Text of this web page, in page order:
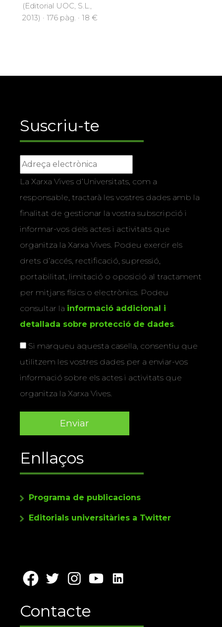
(Editorial UOC, S.L.,
2013) · 176 pàg. · 18 €
Suscriu-te
La Xarxa Vives d’Universitats, com a
responsable, tractarà les vostres dades amb la
finalitat de gestionar la vostra subscripció i
informar-vos dels actes i activitats que
organitza la Xarxa Vives. Podeu exercir els
drets d’accés, rectificació, supressió,
portabilitat, limitació o oposició al tractament
per mitjans físics o electrònics. Podeu
consultar la informació addicional i
detallada sobre protecció de dades.
Si marqueu aquesta casella, consentiu que
utilitzem les vostres dades per a enviar-vos
informació sobre els actes i activitats que
organitza la Xarxa Vives.
Enllaços
Programa de publicacions
Editorials universitàries a Twitter
Contacte